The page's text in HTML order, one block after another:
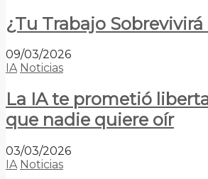
¿Tu Trabajo
09/03/2026
IA Noticias
La IA te prometió
que nadie quiere oír
03/03/2026
IA Noticias